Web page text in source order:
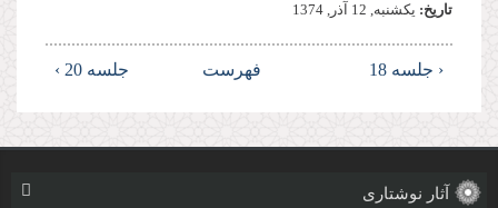
تاریخ: يكشنبه, 12 آذر, 1374
‹ جلسه 18 فهرست جلسه 20 ›
آثار نوشتاری